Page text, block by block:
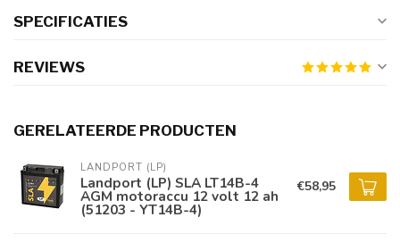
SPECIFICATIES
REVIEWS
GERELATEERDE PRODUCTEN
LANDPORT (LP)
Landport (LP) SLA LT14B-4
AGM motoraccu 12 volt 12 ah
(51203 - YT14B-4)
€58,95